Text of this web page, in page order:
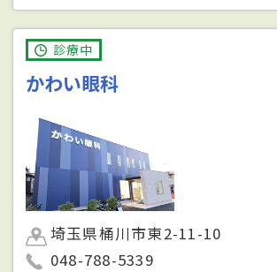
診療中
かわい眼科
埼玉県桶川市東2-11-10
048-788-5339